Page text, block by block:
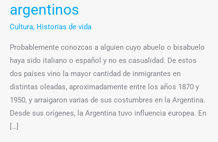
argentinos
Cultura, Historias de vida
Probablemente conozcas a alguien cuyo abuelo o bisabuelo
haya sido italiano o español y no es casualidad. De estos
dos países vino la mayor cantidad de inmigrantes en
distintas oleadas, aproximadamente entre los años 1870 y
1950, y arraigaron varias de sus costumbres en la Argentina.
Desde sus orígenes, la Argentina tuvo influencia europea. En
[…]